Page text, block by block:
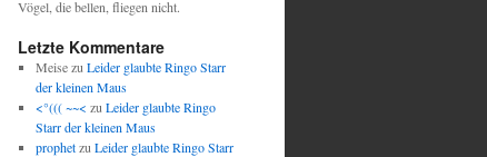
Vögel, die bellen, fliegen nicht.
Letzte Kommentare
Meisezu Leider glaubte Ringo Starr
der kleinen Maus
<°((( ~~< zu Leider glaubte Ringo
Starr der kleinen Maus
prophetzu Leider glaubte Ringo Starr